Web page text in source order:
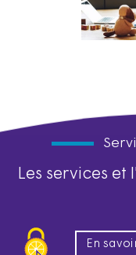
Les services
En